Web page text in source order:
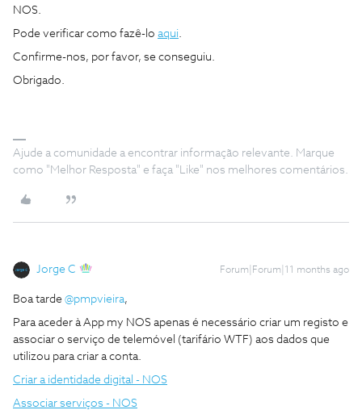
NOS.
Pode verificar como fazê-lo aqui.
Confirme-nos, por favor, se conseguiu.
Obrigado.
Ajude a comunidade a encontrar informação relevante. Marque
como "Melhor Resposta" e faça "Like" nos melhores comentários.
Jorge C Forum|Forum|11 months ago
Boa tarde ​ @pmpvieira,
Para aceder à App my NOS apenas é necessário criar um registo e
associar o serviço de telemóvel (tarifário WTF) aos dados que
utilizou para criar a conta.
Criar a identidade digital - NOS
Associar serviços - NOS